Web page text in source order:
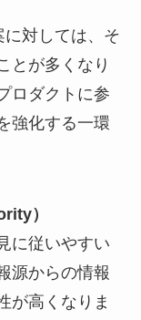
対しては、そ
とが多くなり
ロダクトに参
強化する一環
）
に従いやすい
源からの情報
が高くなりま